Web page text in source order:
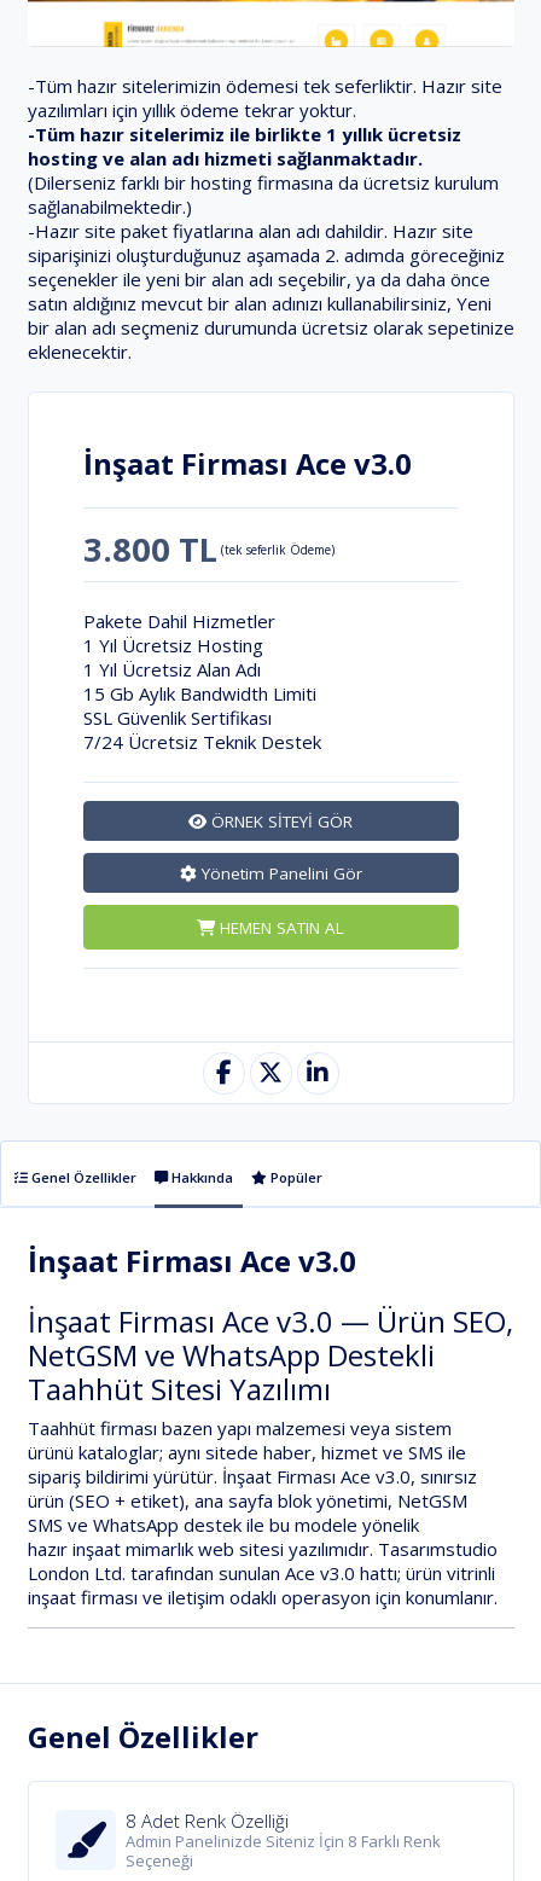
İnşaat Firması Ace v3.0
3.800 TL (tek seferlik Ödeme)
Pakete Dahil Hizmetler
1 Yıl Ücretsiz Hosting
1 Yıl Ücretsiz Alan Adı
15 Gb Aylık Bandwidth Limiti
SSL Güvenlik Sertifikası
7/24 Ücretsiz Teknik Destek
ÖRNEK SİTEYİ GÖR
Yönetim Panelini Gör
HEMEN SATIN AL
-Tüm hazır sitelerimizin ödemesi tek seferliktir. Hazır site
yazılımları için yıllık ödeme tekrar yoktur.
-Tüm hazır sitelerimiz ile birlikte 1 yıllık ücretsiz
hosting ve alan adı hizmeti sağlanmaktadır.
(Dilerseniz farklı bir hosting firmasına da ücretsiz kurulum
sağlanabilmektedir.)
-Hazır site paket fiyatlarına alan adı dahildir. Hazır site
siparişinizi oluşturduğunuz aşamada 2. adımda göreceğiniz
seçenekler ile yeni bir alan adı seçebilir, ya da daha önce
satın aldığınız mevcut bir alan adınızı kullanabilirsiniz, Yeni
bir alan adı seçmeniz durumunda ücretsiz olarak sepetinize
eklenecektir.
Genel Özellikler Hakkında Popüler
İnşaat Firması Ace v3.0
İnşaat Firması Ace v3.0 — Ürün SEO,
NetGSM ve WhatsApp Destekli
Taahhüt Sitesi Yazılımı
Taahhüt firması bazen yapı malzemesi veya sistem
ürünü kataloglar; aynı sitede haber, hizmetve SMS ile
sipariş bildirimi yürütür. İnşaat Firması Ace v3.0, sınırsız
ürün (SEO + etiket), ana sayfa blok yönetimi, NetGSM
SMS ve WhatsApp destekile bu modele yönelik
hazır inşaat mimarlık web sitesi yazılımıdır. Tasarımstudio
London Ltd. tarafından sunulan Ace v3.0 hattı; ürün vitrinli
inşaat firması ve iletişim odaklı operasyon için konumlanır.
Genel Özellikler
8 Adet Renk Özelliği
Admin Panelinizde Siteniz İçin 8 Farklı Renk
Seçeneği